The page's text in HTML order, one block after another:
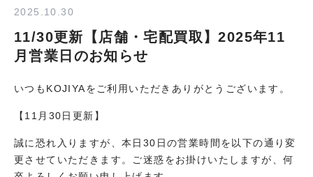
お金を借りたい
(株式会社 質こうじや)
店舗情報
よくあるご質問
2025.10.30
11/30更新【店舗・宅配買取】2025年11
月営業日のお知らせ
いつもKOJIYAをご利用いただきありがとうございます。
【11月30日更新】
誠に恐れ入りますが、本日30日の営業時間を以下の通り変
更させていただきます。ご迷惑をお掛けいたしますが、何
電話で宅配査定の申し込みをする
0120-24-7778